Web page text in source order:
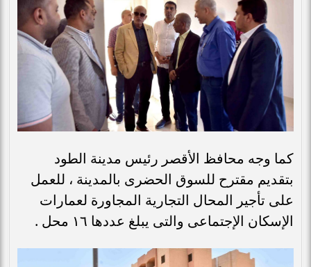
كما وجه محافظ الأقصر رئيس مدينة الطود
بتقديم مقترح للسوق الحضرى بالمدينة ، للعمل
على تأجير المحال التجارية المجاورة لعمارات
الإسكان الإجتماعى والتى يبلغ عددها ١٦ محل .